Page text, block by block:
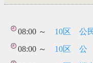
08:00 ～ 10区 公
08:00 ～ 10区 公